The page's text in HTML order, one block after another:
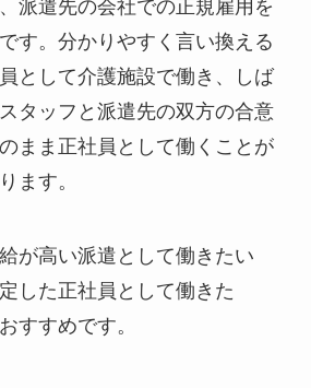
派遣先の会社での正規雇用を
す。分かりやすく言い換える
として介護施設で働き、しば
タッフと派遣先の双方の合意
まま正社員として働くことが
ます。
が高い派遣として働きたい
した正社員として働きた
すすめです。